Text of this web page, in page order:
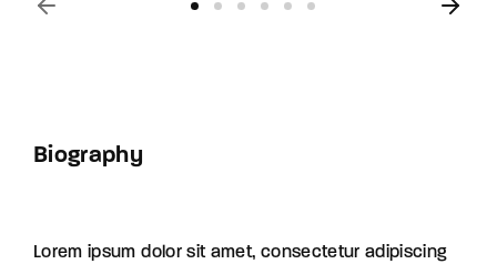
Biography
Lorem ipsum dolor sit amet, consectetur adipiscing